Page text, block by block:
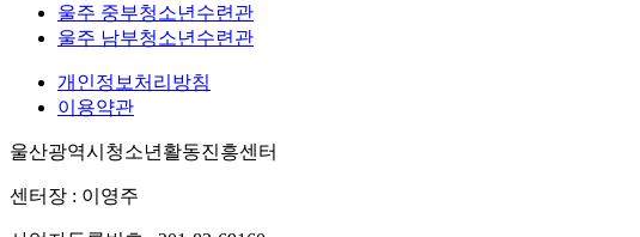
울주 중부청소년수련관
울주 남부청소년수련관
개인정보처리방침
이용약관
울산광역시청소년활동진흥센터
센터장 : 이영주